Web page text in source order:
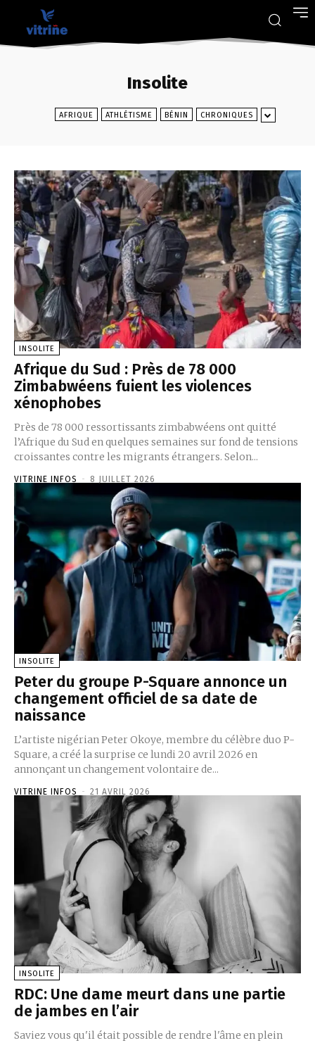
Insolite
AFRIQUE ATHLÉTISME BÉNIN CHRONIQUES
INSOLITE
Afrique du Sud : Près de 78 000
Zimbabwéens fuient les violences
xénophobes
Près de 78 000 ressortissants zimbabwéens ont quitté
l’Afrique du Sud en quelques semaines sur fond de tensions
croissantes contre les migrants étrangers. Selon...
VITRINE INFOS - 8 JUILLET 2026
INSOLITE
Peter du groupe P-Square annonce un
changement officiel de sa date de
naissance
L’artiste nigérian Peter Okoye, membre du célèbre duo P-
Square, a créé la surprise ce lundi 20 avril 2026 en
annonçant un changement volontaire de...
VITRINE INFOS - 21 AVRIL 2026
INSOLITE
RDC: Une dame meurt dans une partie
de jambes en l’air
Saviez vous qu'il était possible de rendre l'âme en plein